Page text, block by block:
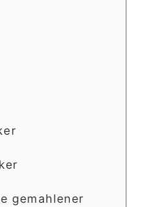
gemahlener